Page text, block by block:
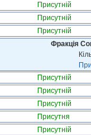
Присутній
Присутній
Присутній
Фракція
Присутній
Присутній
Присутній
Присутня
Присутній